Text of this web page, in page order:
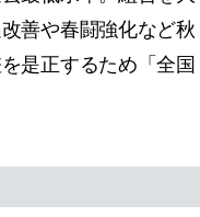
善や春闘強化など秋
是正するため「全国